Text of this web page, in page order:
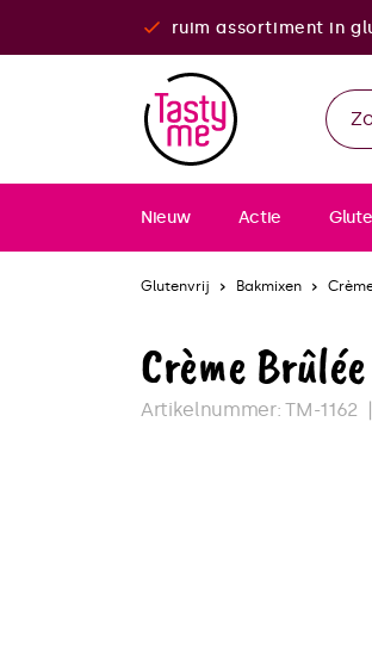
ruim assortiment in
Nieuw Actie
Glutenvrij Bakmixen
Crème
Artikelnummer:TM-1162